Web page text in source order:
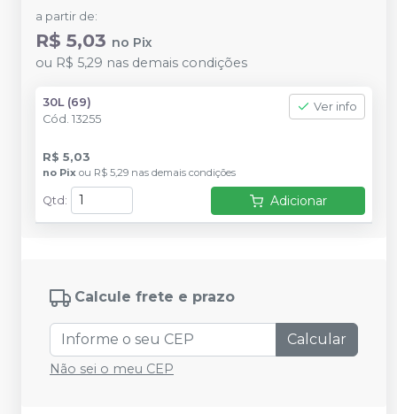
a partir de:
R$ 5,03 no Pix
ou R$ 5,29 nas demais condições
30L (69)
Cód. 13255
Ver info
R$ 5,03
no Pix ou R$ 5,29 nas demais condições
Qtd : Adicionar
Calcule frete e prazo
Calcular
Não sei o meu CEP